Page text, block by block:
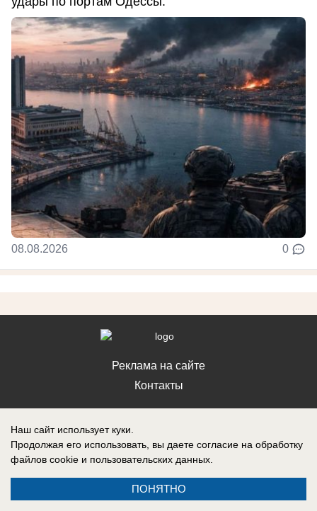
08.08.2026 0
Реклама на сайте
Контакты
Наш сайт использует куки.
Продолжая его использовать, вы даете согласие на обработку
файлов cookie и пользовательских данных.
ПОНЯТНО